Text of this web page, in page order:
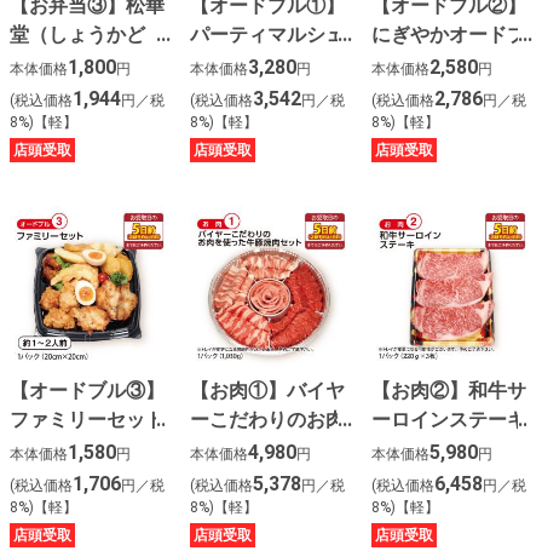
【お弁当③】松華
堂（しょうかど
う）
本体価格1,800円
(税込価格1,944円／税
8%)【軽】
店頭受取
【オードブル①】
パーティマルシェ
プレート
本体価格3,280円
(税込価格3,542円／税
8%)【軽】
店頭受取
【オードブル②】
にぎやかオードブ
ル
本体価格2,580円
(税込価格2,786円／税
8%)【軽】
店頭受取
【オードブル③】
ファミリーセット
本体価格1,580円
(税込価格1,706円／税
8%)【軽】
店頭受取
【お肉①】バイヤ
ーこだわりのお肉
を使った牛豚焼肉
セット
本体価格4,980円
(税込価格5,378円／税
8%)【軽】
店頭受取
【お肉②】和牛サ
ーロインステーキ
本体価格5,980円
(税込価格6,458円／税
8%)【軽】
店頭受取